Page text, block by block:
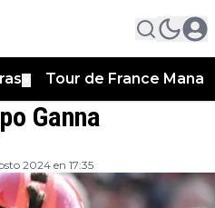
Tour de France
Ganna
2024 en 17:35